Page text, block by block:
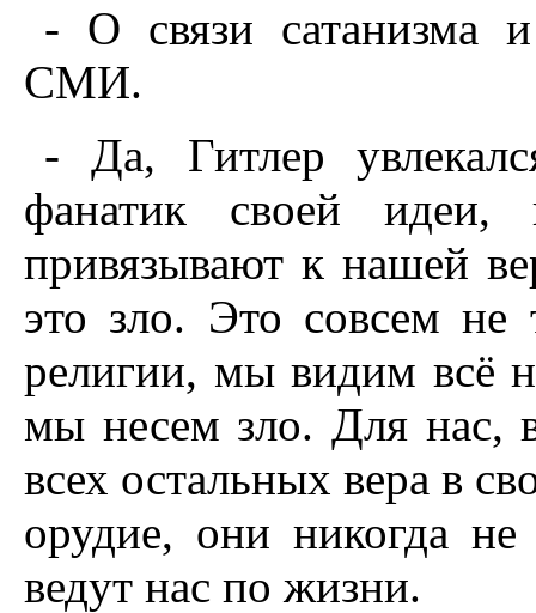
- О связи сатанизма
СМИ.
- Да, Гитлер
фанатик своей идеи,
привязывают к нашей
это зло. Это совсем
религии, мы видим всё
мы несем зло. Для нас,
всех остальных вера в
орудие, они никогда
ведут нас по жизни.